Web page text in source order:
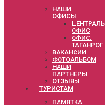
НАШИ
ОФИСЫ
ОФИС
ОФИС.
ТАГАНРОГ
ВАКАНСИИ
ФОТОАЛЬБОМ
НАШИ
ПАРТНЁРЫ
ОТЗЫВЫ
ТУРИСТАМ
ПАМЯТКА